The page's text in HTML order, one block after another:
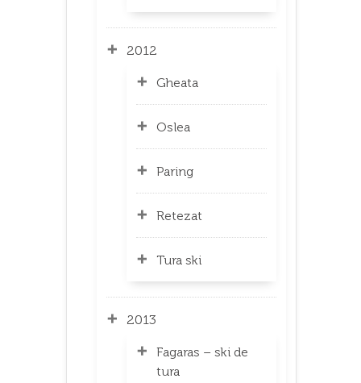
2012
Gheata
Oslea
Paring
Retezat
Tura ski
2013
Fagaras – ski de
tura